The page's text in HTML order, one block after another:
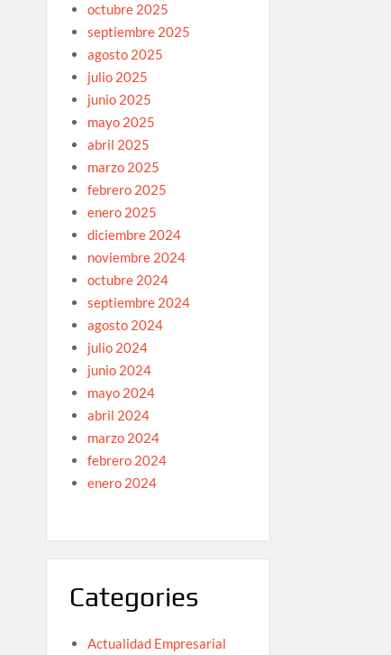
octubre 2025
septiembre 2025
agosto 2025
julio 2025
junio 2025
mayo 2025
abril 2025
marzo 2025
febrero 2025
enero 2025
diciembre 2024
noviembre 2024
octubre 2024
septiembre 2024
agosto 2024
julio 2024
junio 2024
mayo 2024
abril 2024
marzo 2024
febrero 2024
enero 2024
Categories
Actualidad Empresarial